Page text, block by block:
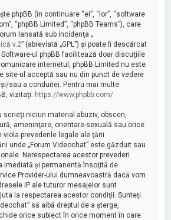
phpBB (în continuare “ei”, “lor”, “software
“phpBB Limited”, “phpBB Teams”), care
lansată sub incidenţa „
v.2” (abreviată „GPL”) şi poate fi descărcat
Software-ul phpBB facilitează doar discuţiile
internetul, phpBB Limited nu este
site-ul acceptă sau nu din punct de vedere
sau a conduitei. Pentru mai multe
vizitaţi: https://www.phpbb.com/.
scrieţi niciun material abuziv, obscen,
ameninţare, orientare-sexuală sau orice
viola prevederile legale ale ţării
unde „Forum Videochat” este găzduit sau
Nerespectarea acestor prevederi
imediată şi permanentă însoţită de
Provider-ului dumneavoastră dacă vom
IP ale tuturor mesajelor sunt
la respectarea acestor condiţii. Sunteţi
să aibă dreptul de a şterge,
orice subiect în orice moment în care